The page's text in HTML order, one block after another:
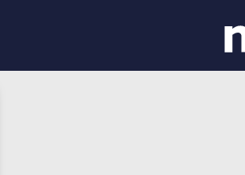
el artículo actual mediante Email
el artículo actual mediante Facebook
el artículo actual mediante Twitter